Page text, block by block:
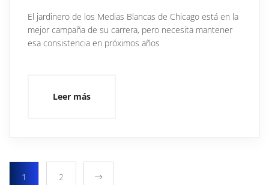
El jardinero de los Medias Blancas de Chicago está en la
mejor campaña de su carrera, pero necesita mantener
esa consistencia en próximos años
Leer más
1 2